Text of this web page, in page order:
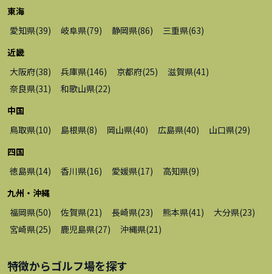
東海
愛知県(39) 岐阜県(79) 静岡県(86) 三重県(63)
近畿
大阪府(38) 兵庫県(146) 京都府(25) 滋賀県(41 )
奈良県(31 ) 和歌山県(22)
中国
鳥取県(10) 島根県(8) 岡山県(40) 広島県(40) 山口県(29)
四国
徳島県(14) 香川県(16) 愛媛県(17) 高知県(9)
九州・沖縄
福岡県(50) 佐賀県(21 ) 長崎県(23) 熊本県(41 ) 大分県(23)
宮崎県(25) 鹿児島県(27) 沖縄県(21 )
特徴からゴルフ場を探す